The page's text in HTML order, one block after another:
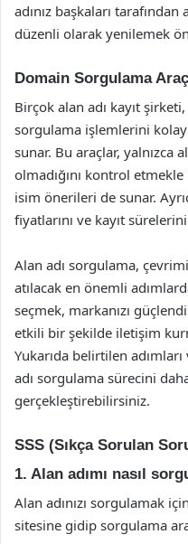
adınız başkaları tarafından
düzenli olarak yenilemek
Domain Sorgulama
Birçok alan adı kayıt şirketi,
sorgulama işlemlerini
sunar. Bu araçlar, yalnızca
olmadığını kontrol
isim önerileri de sunar.
fiyatlarını ve kayıt
Alan adı sorgulama,
atılacak en önemli
seçmek, markanızı
etkili bir şekilde iletişim
Yukarıda belirtilen
adı sorgulama sürecini
gerçekleştirebilirsiniz.
SSS (Sıkça Sorulan
1. Alan adımı nasıl
Alan adınızı sorgulamak
sitesine gidip sorgulama